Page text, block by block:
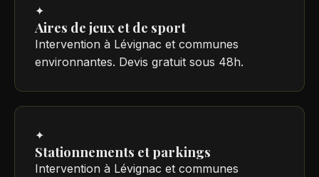
✦
Aires de jeux et de sport
Intervention à Lévignac et communes
environnantes. Devis gratuit sous 48h.
✦
Stationnements et parkings
Intervention à Lévignac et communes